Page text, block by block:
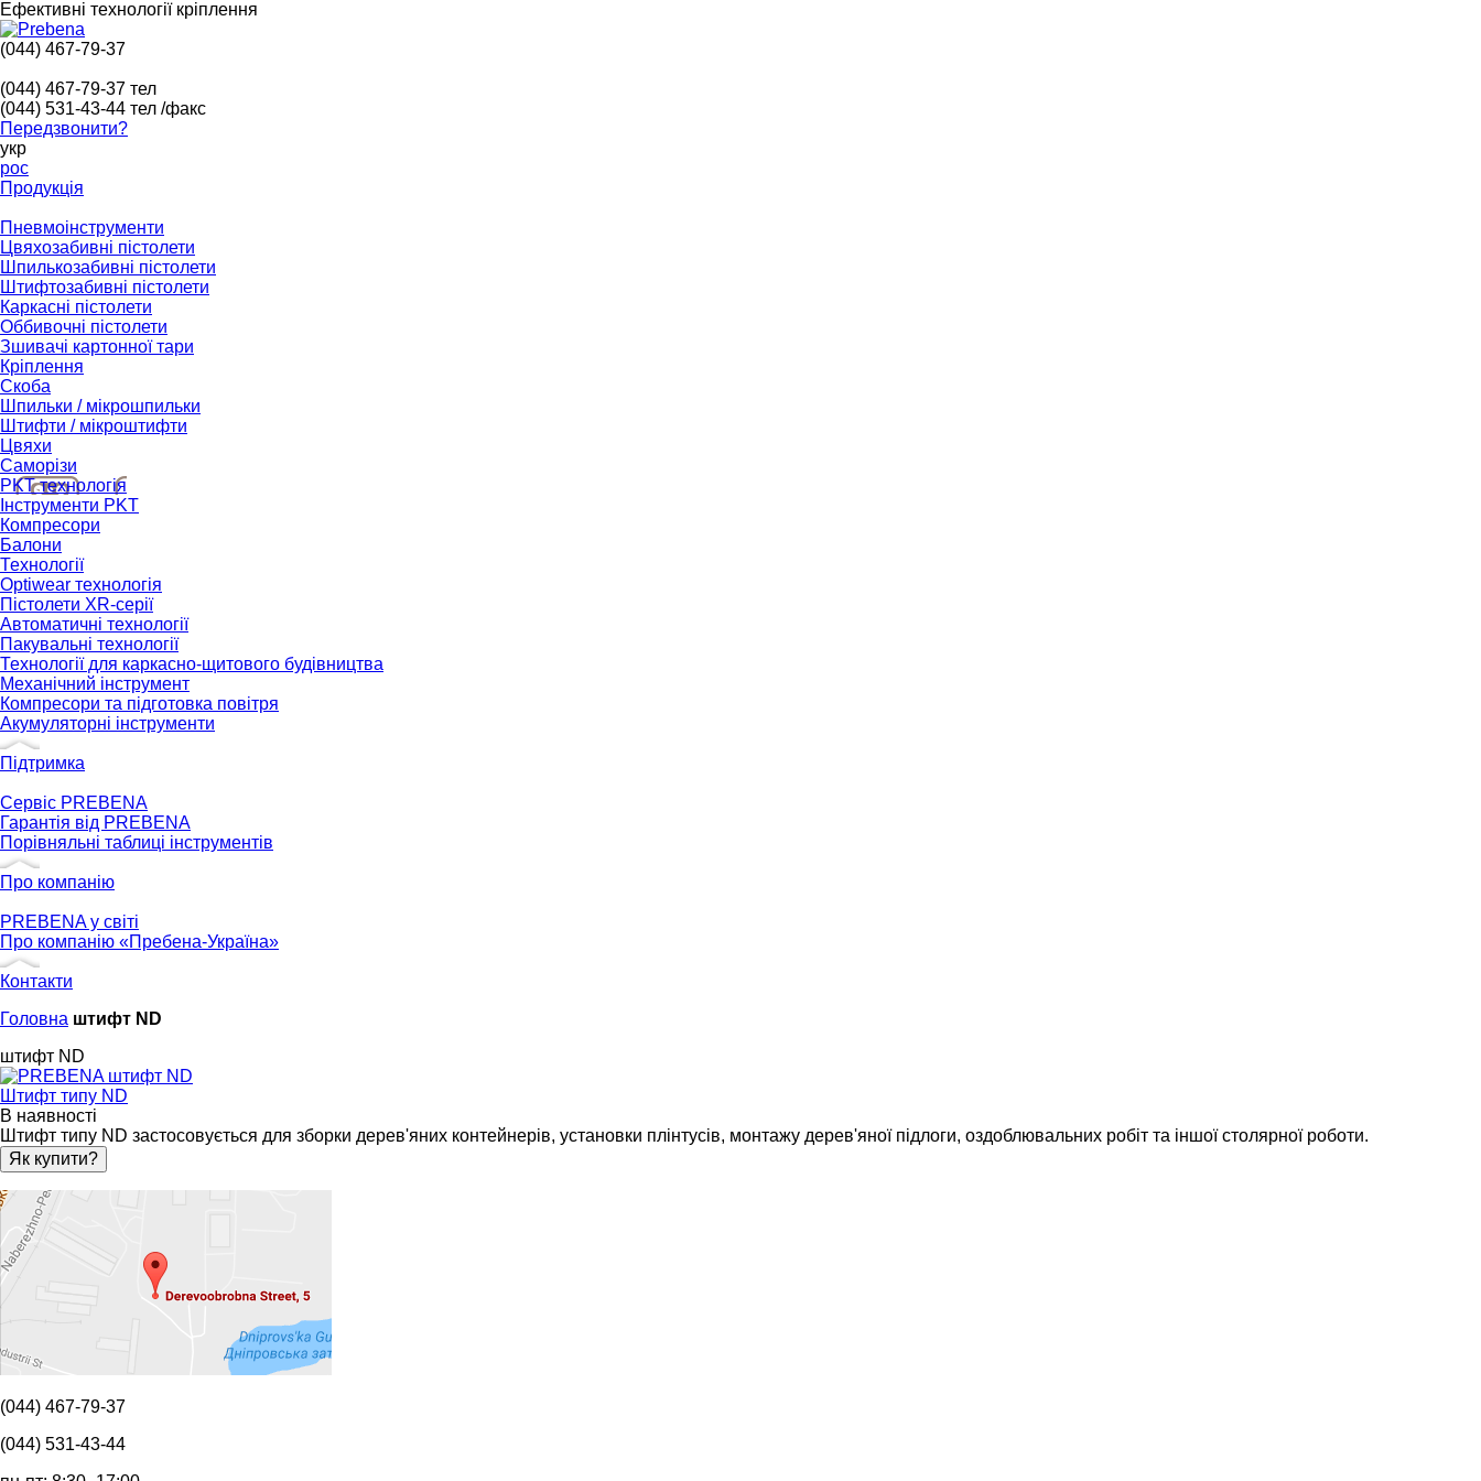
Ефективні технології кріплення
(044) 467-79-37
(044) 467-79-37 тел
(044) 531-43-44 тел /факс
Передзвонити?
укр
рос
Продукція
Пневмоінструменти
Цвяхозабивні пістолети
Шпилькозабивні пістолети
Штифтозабивні пістолети
Каркасні пістолети
Оббивочні пістолети
Зшивачі картонної тари
Кріплення
Скоба
Шпильки / мікрошпильки
Штифти / мікроштифти
Цвяхи
Саморізи
PKT технологія
Інструменти PKT
Компресори
Балони
Технології
Optiwear технологія
Пістолети XR-серії
Автоматичні технології
Пакувальні технології
Технології для каркасно-щитового будівництва
Механічний інструмент
Компресори та підготовка повітря
Акумуляторні інструменти
Підтримка
Сервіс PREBENA
Гарантія від PREBENA
Порівняльні таблиці інструментів
Про компанію
PREBENA у світі
Про компанію «Пребена-Україна»
Контакти
Головна штифт ND
штифт ND
Штифт типу ND
В наявності
Штифт типу ND застосовується для зборки дерев'яних контейнерів, установки плінтусів, монтажу дерев'яної підлоги, оздоблювальних робіт та іншої столярної роботи.
Як купити?
(044) 467-79-37
(044) 531-43-44